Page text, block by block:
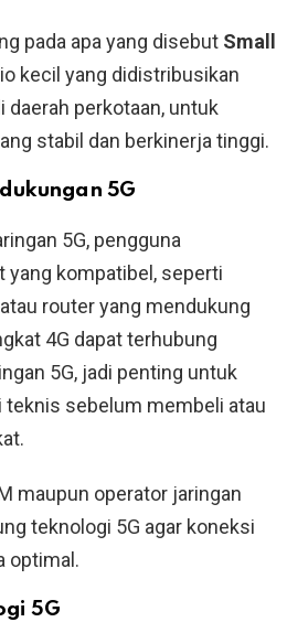
pada apa yang disebut Small
kecil yang didistribusikan
daerah perkotaan, untuk
stabil dan berkinerja tinggi.
5G
5G, pengguna
yang kompatibel, seperti
router yang mendukung
4G dapat terhubung
5G, jadi penting untuk
sebelum membeli atau
maupun operator jaringan
teknologi 5G agar koneksi
optimal.
5G